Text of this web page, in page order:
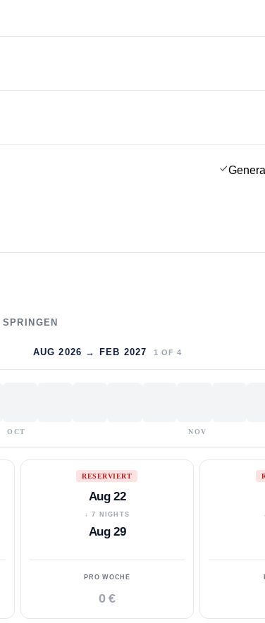
AUG 2026 → FEB 2027 1 OF 4
OCT NOV
RESERVIERT
Aug 22
↓ 7 NIGHTS
Aug 29
PRO WOCHE
0 €